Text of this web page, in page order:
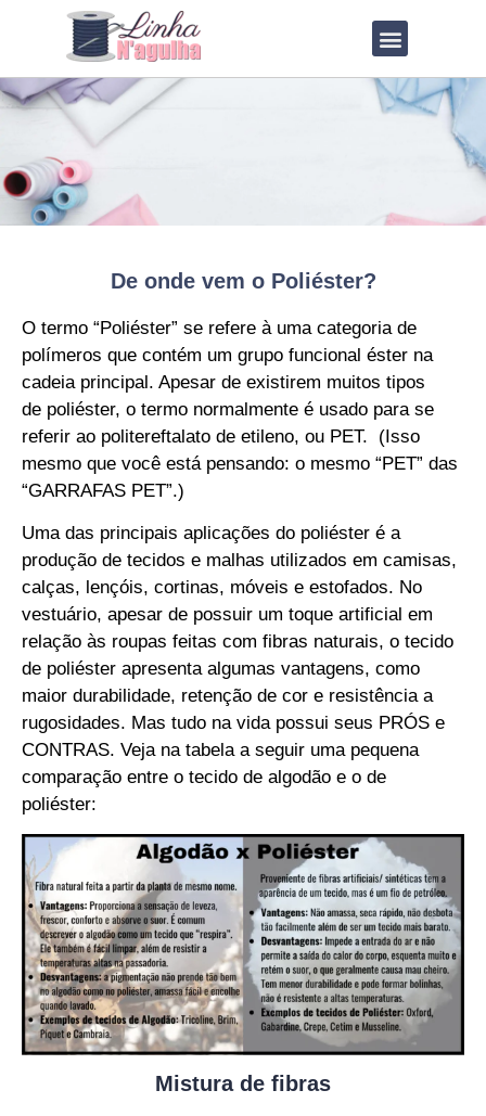
De onde vem o Poliéster?
O termo “Poliéster” se refere à uma categoria de
polímeros que contém um grupo funcional éster na
cadeia principal. Apesar de existirem muitos tipos
de poliéster, o termo normalmente é usado para se
referir ao politereftalato de etileno, ou PET. (Isso
mesmo que você está pensando: o mesmo “PET” das
“GARRAFAS PET”.)
Uma das principais aplicações do poliéster é a
produção de tecidos e malhas utilizados em camisas,
calças, lençóis, cortinas, móveis e estofados. No
vestuário, apesar de possuir um toque artificial em
relação às roupas feitas com fibras naturais, o tecido
de poliéster apresenta algumas vantagens, como
maior durabilidade, retenção de cor e resistência a
rugosidades. Mas tudo na vida possui seus PRÓS e
CONTRAS. Veja na tabela a seguir uma pequena
comparação entre o tecido de algodão e o de
poliéster:
Mistura de fibras